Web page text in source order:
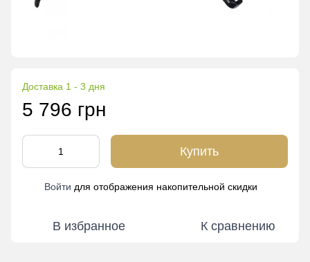
Доставка 1 - 3 дня
5 796 грн
Купить
Войти для отображения накопительной скидки
В избранное К сравнению